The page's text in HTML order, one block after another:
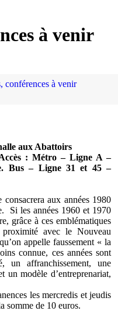
à venir
conférences à venir
aux Abattoirs
: Métro – Ligne A –
Bus – Ligne 31 et 45 –
aux années 1980
Si les années 1960 et 1970
grâce à ces emblématiques
avec le Nouveau
appelle faussement « la
connue, ces années sont
un affranchissement, une
un modèle d’entreprenariat,
les mercredis et jeudis
somme de 10 euros.